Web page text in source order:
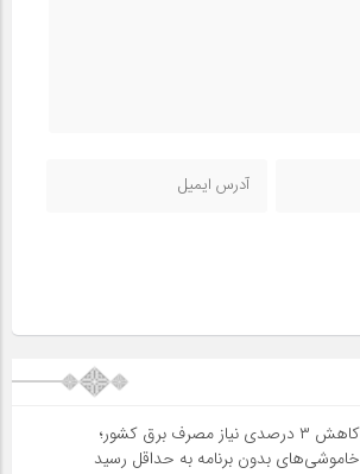
کاهش ۳ درصدی نیاز مصرف برق کشور؛
خاموشی‌های بدون برنامه به حداقل رسید